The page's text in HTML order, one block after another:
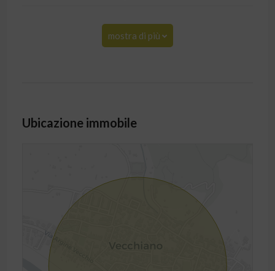
mostra di più
Ubicazione immobile